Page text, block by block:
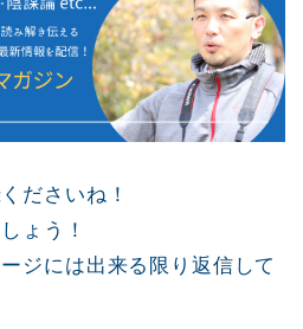
ださいね！
ょう！
ジには出来る限り返信して